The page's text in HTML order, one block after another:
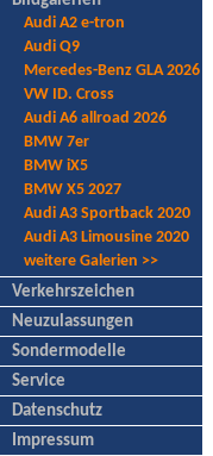
Audi A2 e-tron
Audi Q9
Mercedes-Benz GLA 2026
VW ID. Cross
Audi A6 allroad 2026
BMW 7er
BMW iX5
BMW X5 2027
Audi A3 Sportback 2020
Audi A3 Limousine 2020
weitere Galerien >>
Verkehrszeichen
Neuzulassungen
Sondermodelle
Service
Datenschutz
Impressum